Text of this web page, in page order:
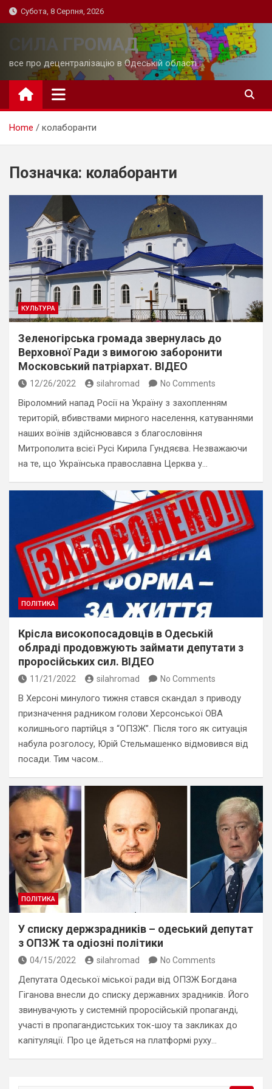
Skip
to
Субота, 8 Серпня, 2026
СИЛА ГРОМАД
все про децентралізацію в Одеській області
Home колаборанти
Позначка: колаборанти
КУЛЬТУРА
Зеленогірська громада звернулась до
Верховної Ради з вимогою заборонити
Московський патріархат. ВІДЕО
12/26/2022 silahromad No Comments
Віроломний напад Росії на Україну з захопленням
територій, вбивствами мирного населення, катуваннями
наших воїнів здійснювався з благословіння
Митрополита всієї Русі Кирила Гундяєва. Незважаючи
на те, що Українська православна Церква у…
ПОЛІТИКА
Крісла високопосадовців в Одеській
облраді продовжують займати депутати з
проросійських сил. ВІДЕО
11/21/2022 silahromad No Comments
В Херсоні минулого тижня стався скандал з приводу
призначення радником голови Херсонської ОВА
колишнього партійця з “ОПЗЖ”. Після того як ситуація
набула розголосу, Юрій Стельмашенко відмовився від
посади. Тим часом…
ПОЛІТИКА
У списку держзрадників – одеський депутат
з ОПЗЖ та одіозні політики
04/15/2022 silahromad No Comments
Депутата Одеської міської ради від ОПЗЖ Богдана
Гіганова внесли до списку державних зрадників. Його
звинувачують у системній проросійській пропаганді,
участі в пропагандистських ток-шоу та закликах до
капітуляції. Про це йдеться на платформі руху…